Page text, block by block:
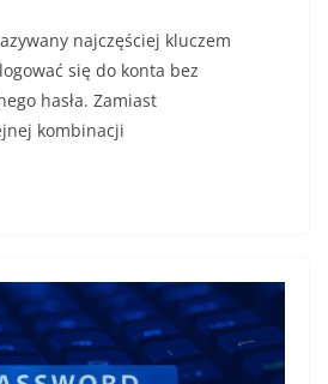
najczęściej kluczem
się do konta bez
hasła. Zamiast
kombinacji